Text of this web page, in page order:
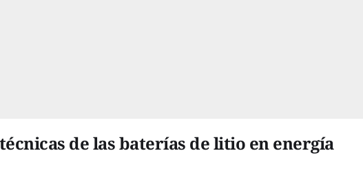
de las baterías de litio en energía